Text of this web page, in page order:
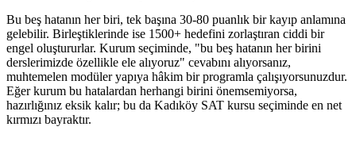
Bu beş hatanın her biri, tek başına 30-80 puanlık bir kayıp anlamına
gelebilir. Birleştiklerinde ise 1500+ hedefini zorlaştıran ciddi bir
engel oluştururlar. Kurum seçiminde, "bu beş hatanın her birini
derslerimizde özellikle ele alıyoruz" cevabını alıyorsanız,
muhtemelen modüler yapıya hâkim bir programla çalışıyorsunuzdur.
Eğer kurum bu hatalardan herhangi birini önemsemiyorsa,
hazırlığınız eksik kalır; bu da Kadıköy SAT kursu seçiminde en net
kırmızı bayraktır.